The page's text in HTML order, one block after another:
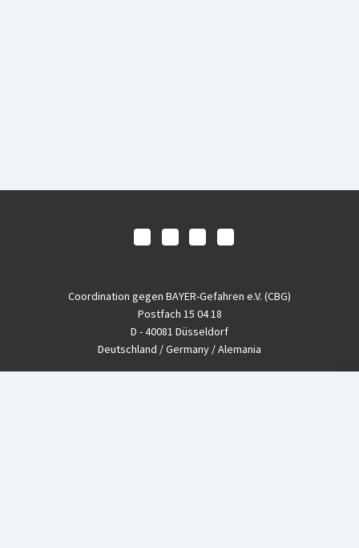
Coordination gegen BAYER-Gefahren e.V. (CBG)
Postfach 15 04 18
D - 40081 Düsseldorf
Deutschland / Germany / Alemania